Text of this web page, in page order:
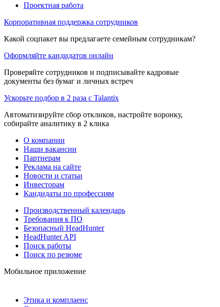
Проектная работа
Корпоративная поддержка сотрудников
Какой соцпакет вы предлагаете семейным сотрудникам?
Оформляйте кандидатов онлайн
Проверяйте сотрудников и подписывайте кадровые
документы без бумаг и личных встреч
Ускорьте подбор в 2 раза с Talantix
Автоматизируйте сбор откликов, настройте воронку,
собирайте аналитику в 2 клика
О компании
Наши вакансии
Партнерам
Реклама на сайте
Новости и статьи
Инвесторам
Кандидаты по профессиям
Производственный календарь
Требования к ПО
Безопасный HeadHunter
HeadHunter API
Поиск работы
Поиск по резюме
Мобильное приложение
Этика и комплаенс